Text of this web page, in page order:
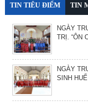
TIN TIÊU ĐIỂM TIN
NGÀY
TRỊ. “ÔN
NGÀY
SINH